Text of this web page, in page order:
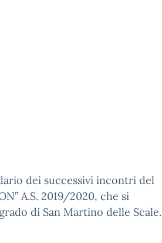
dei successivi incontri del
A.S. 2019/2020, che si
di San Martino delle Scale.